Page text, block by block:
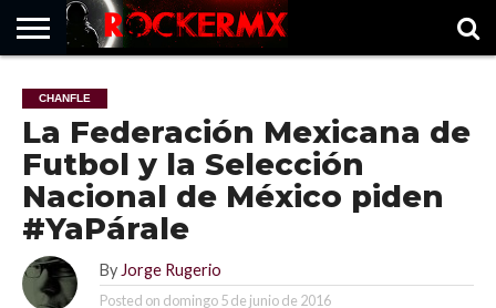
MUSICNEWS
FRAGMENTOS
ROCKERMX
BASEVARSOVIA
PUNTOROCK
CHANFLE
La Federación Mexicana de
Futbol y la Selección
Nacional de México piden
#YaPárale
By Jorge Rugerio
Posted on domingo 5 de junio de 2016